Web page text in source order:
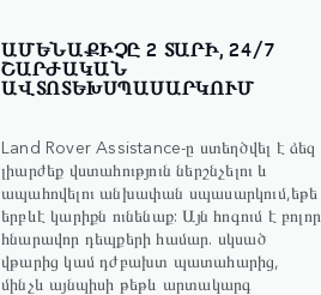
ԱՄԵՆԱՔԻՉԸ 2 ՏԱՐԻ, 24/7
ՇԱՐԺԱԿԱՆ
ԱՎՏՈՏԵԽՍՊԱՍԱՐԿՈՒՄ
Land Rover Assistance-ը ստեղծվել է ձեզ
լիարժեք վստահություն ներշնչելու և
ապահովելու անխափան սպասարկում,եթե
երբևէ կարիքն ունենաք: Այն հոգում է բոլոր
հնարավոր դեպքերի համար. սկսած
վթարից կամ դժբախտ պատահարից,
մինչև այնպիսի թեթև արտակարգ